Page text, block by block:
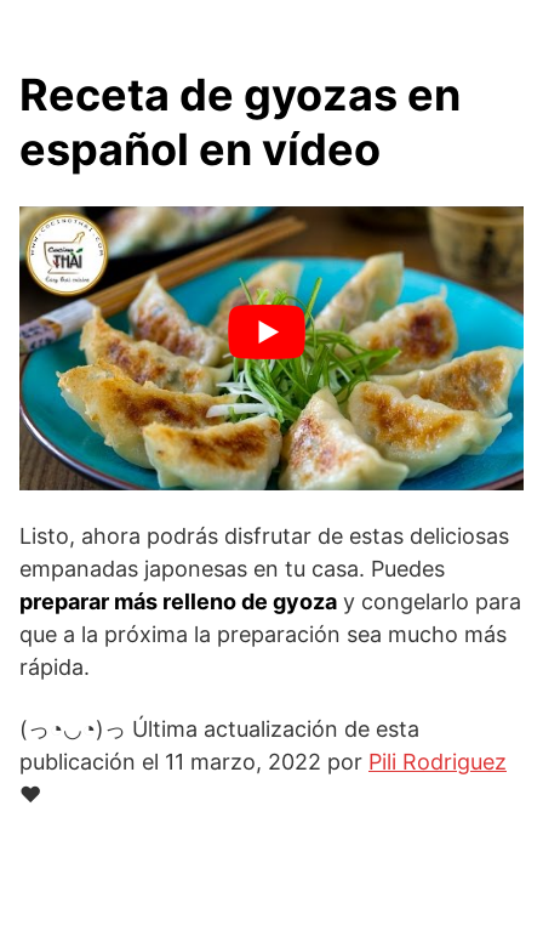
Receta de gyozas en
español en vídeo
Listo, ahora podrás disfrutar de estas deliciosas
empanadas japonesas en tu casa. Puedes
preparar más relleno de gyoza y congelarlo para
que a la próxima la preparación sea mucho más
rápida.
(っ◔◡◔)っ Última actualización de esta
publicación el 11 marzo, 2022 por Pili Rodriguez
♥